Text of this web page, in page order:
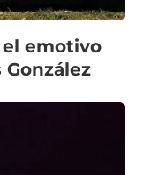
emotivo